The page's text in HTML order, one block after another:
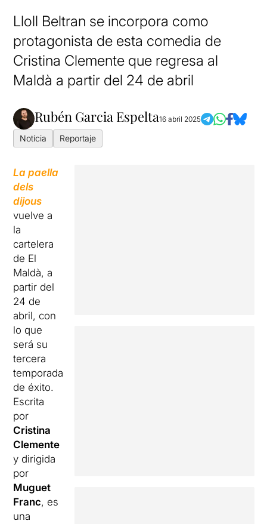
Lloll Beltran se incorpora como
protagonista de esta comedia de
Cristina Clemente que regresa al
Maldà a partir del 24 de abril
Rubén Garcia Espelta16 abril 2025
Notícia Reportaje
La paella
dels
dijous
vuelve a
la
cartelera
de El
Maldà, a
partir del
24 de
abril, con
lo que
será su
tercera
temporada
de éxito.
Escrita
por
Cristina
Clemente
y dirigida
por
Muguet
Franc, es
una